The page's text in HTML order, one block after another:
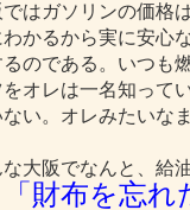
はガソリンの価格
わかるから実に安心
のである。いつも
をオレは一名知って
ない。オレみたいな
大阪でなんと、給
「財布を忘れ